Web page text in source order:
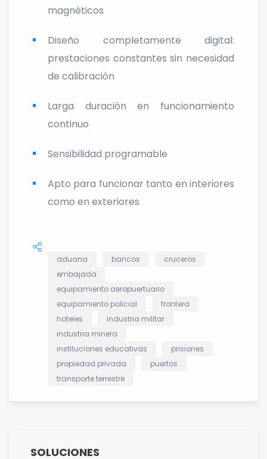
magnéticos
Diseño completamente digital:
prestaciones constantes sin necesidad
de calibración
Larga duración en funcionamiento
continuo
Sensibilidad programable
Apto para funcionar tanto en interiores
como en exteriores
aduana bancos
cruceros
embajada
equipamiento aeropuertuario
equipamiento policial
frontera
hoteles
industria militar
industria minera
instituciones educativas
prisiones
propiedad privada
puertos
transporte terrestre
SOLUCIONES